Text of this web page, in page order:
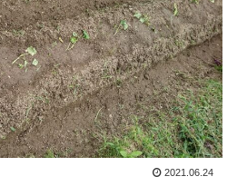
2021.06.24